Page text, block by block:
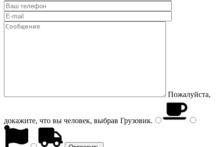
Пожалуйста,
докажите, что вы человек, выбрав Грузовик.